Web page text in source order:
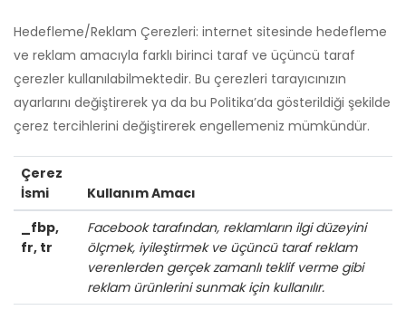
Hedefleme/Reklam Çerezleri: internet sitesinde hedefleme
ve reklam amacıyla farklı birinci taraf ve üçüncü taraf
çerezler kullanılabilmektedir. Bu çerezleri tarayıcınızın
ayarlarını değiştirerek ya da bu Politika’da gösterildiği şekilde
çerez tercihlerini değiştirerek engellemeniz mümkündür.
Çerez
İsmi
Kullanım Amacı
_fbp,
fr, tr
Facebook tarafından, reklamların ilgi düzeyini
ölçmek, iyileştirmek ve üçüncü taraf reklam
verenlerden gerçek zamanlı teklif verme gibi
reklam ürünlerini sunmak için kullanılır.